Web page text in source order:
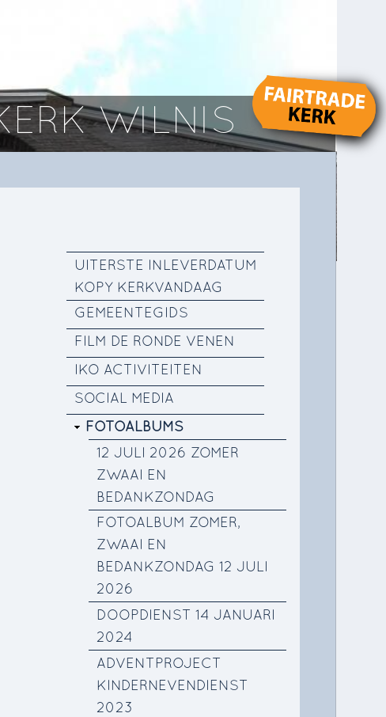
WILNIS
UITERSTE INLEVERDATUM
KOPY KERKVANDAAG
GEMEENTEGIDS
FILM DE RONDE VENEN
IKO ACTIVITEITEN
SOCIAL MEDIA
FOTOALBUMS
12 JULI 2026 ZOMER
ZWAAI EN
BEDANKZONDAG
FOTOALBUM ZOMER,
ZWAAI EN
BEDANKZONDAG 12 JULI
2026
DOOPDIENST 14 JANUARI
2024
ADVENTPROJECT
KINDERNEVENDIENST
2023